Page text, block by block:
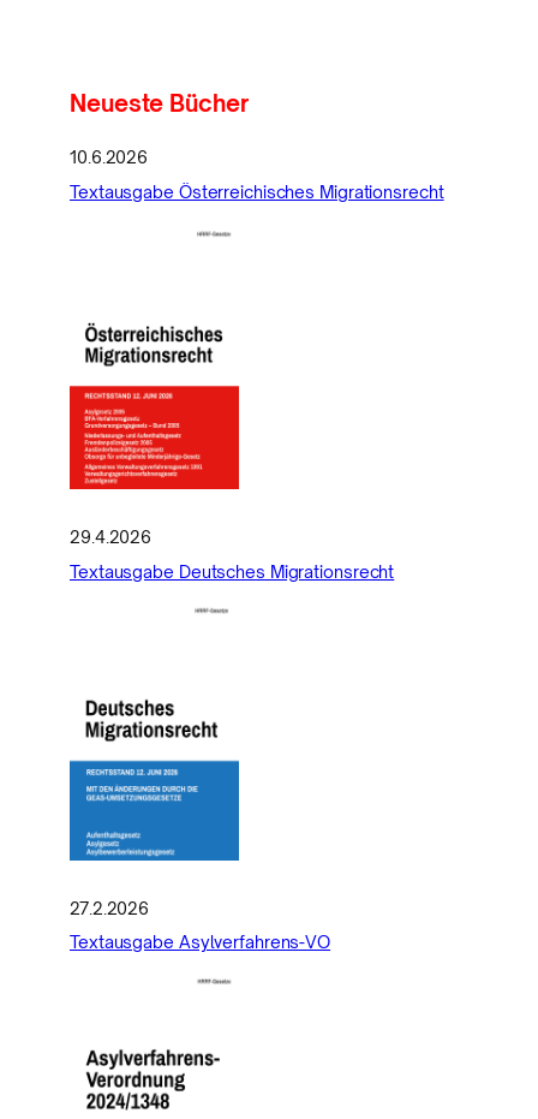
Neueste Bücher
10.6.2026
Textausgabe Österreichisches Migrationsrecht
29.4.2026
Textausgabe Deutsches Migrationsrecht
27.2.2026
Textausgabe Asylverfahrens-VO